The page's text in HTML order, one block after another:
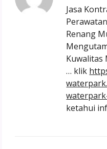
Jasa
Renang
Kuwalitas
… klik
ketahui